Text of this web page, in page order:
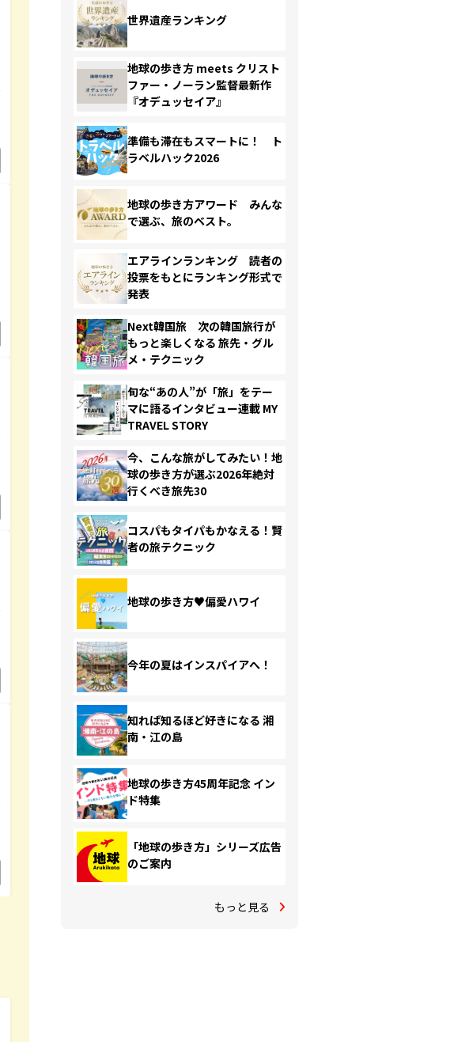
世界遺産ランキング
地球の歩き方 meets クリスト
ファー・ノーラン監督最新作
『オデュッセイア』
準備も滞在もスマートに！ ト
ラベルハック2026
地球の歩き方アワード みんな
で選ぶ、旅のベスト。
エアラインランキング 読者の
投票をもとにランキング形式で
発表
Next韓国旅 次の韓国旅行が
もっと楽しくなる 旅先・グル
メ・テクニック
旬な“あの人”が「旅」をテー
マに語るインタビュー連載 MY
TRAVEL STORY
今、こんな旅がしてみたい！地
球の歩き方が選ぶ2026年絶対
行くべき旅先30
コスパもタイパもかなえる！賢
者の旅テクニック
地球の歩き方♥偏愛ハワイ
今年の夏はインスパイアへ！
知れば知るほど好きになる 湘
南・江の島
地球の歩き方45周年記念 イン
ド特集
「地球の歩き方」シリーズ広告
のご案内
もっと見る